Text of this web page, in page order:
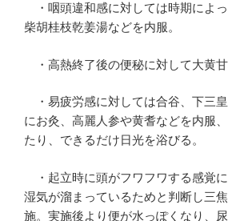
・咽頭違和感に対しては時期によっ
柴胡桂枝乾姜湯などを内服。
・高熱終了後の便秘に対して大黄甘
・易疲労感に対しては合谷、下三
にお灸、高麗人参や黄耆などを内服
たり、できるだけ日光を浴びる。
・起立時に頭がフワフワする感覚
湿気が溜まっているためと判断し三
施。実施後より便が水っぽくなり、